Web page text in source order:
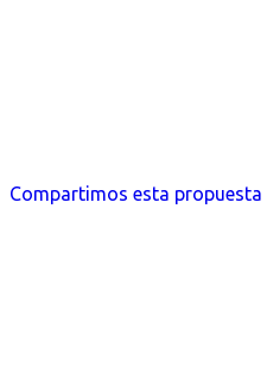
Compartimos esta